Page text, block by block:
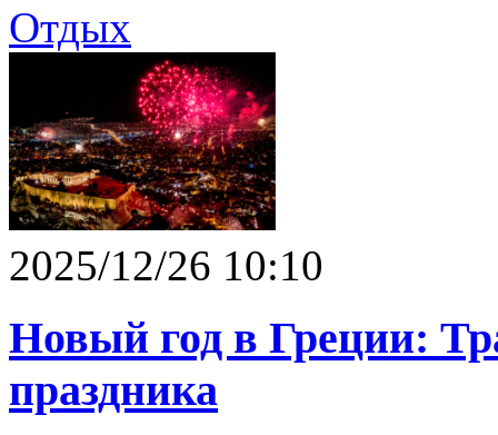
Отдых
2025/12/26 10:10
Новый год в Греции:
праздника